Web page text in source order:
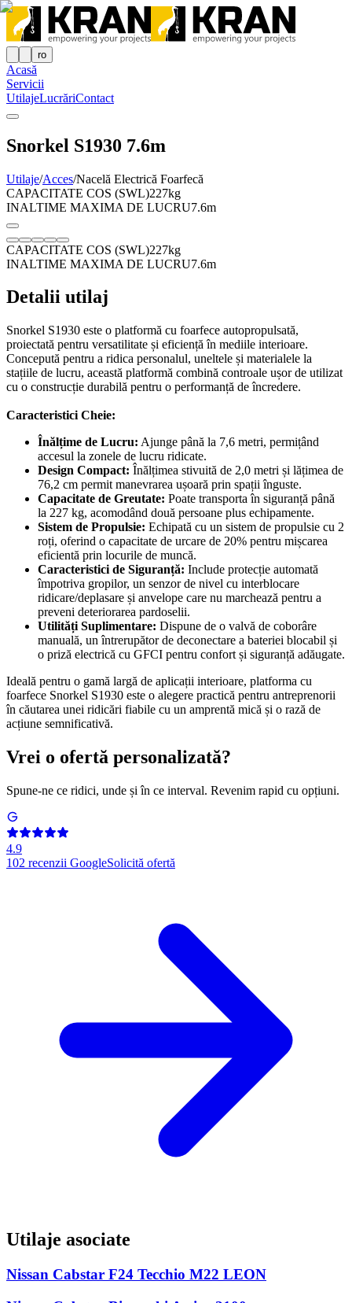
ro
Acasă
Servicii
UtilajeLucrăriContact
Snorkel‌ ‌S1930‌ 7.6m
Utilaje/Acces/Nacelă Electrică Foarfecă
CAPACITATE COS (SWL)227kg
INALTIME MAXIMA DE LUCRU7.6m
CAPACITATE COS (SWL)227kg
INALTIME MAXIMA DE LUCRU7.6m
Detalii utilaj
Snorkel S1930 este o platformă cu foarfece autopropulsată,
proiectată pentru versatilitate și eficiență în mediile interioare.
Concepută pentru a ridica personalul, uneltele și materialele la
stațiile de lucru, această platformă combină controale ușor de utilizat
cu o construcție durabilă pentru o performanță de încredere.
Caracteristici Cheie:
Înălțime de Lucru: Ajunge până la 7,6 metri, permițând
accesul la zonele de lucru ridicate.
Design Compact: Înălțimea stivuită de 2,0 metri și lățimea de
76,2 cm permit manevrarea ușoară prin spații înguste.
Capacitate de Greutate: Poate transporta în siguranță până
la 227 kg, acomodând două persoane plus echipamente.
Sistem de Propulsie: Echipată cu un sistem de propulsie cu 2
roți, oferind o capacitate de urcare de 20% pentru mișcarea
eficientă prin locurile de muncă.
Caracteristici de Siguranță: Include protecție automată
împotriva gropilor, un senzor de nivel cu interblocare
ridicare/deplasare și anvelope care nu marchează pentru a
preveni deteriorarea pardoselii.
Utilități Suplimentare: Dispune de o valvă de coborâre
manuală, un întrerupător de deconectare a bateriei blocabil și
o priză electrică cu GFCI pentru confort și siguranță adăugate.
Ideală pentru o gamă largă de aplicații interioare, platforma cu
foarfece Snorkel S1930 este o alegere practică pentru antreprenorii
în căutarea unei ridicări fiabile cu un amprentă mică și o rază de
acțiune semnificativă.
Vrei o ofertă personalizată?
Spune-ne ce ridici, unde și în ce interval. Revenim rapid cu opțiuni.
4.9
102 recenzii GoogleSolicită ofertă
Utilaje asociate
Nissan Cabstar F24 Tecchio M22 LEON